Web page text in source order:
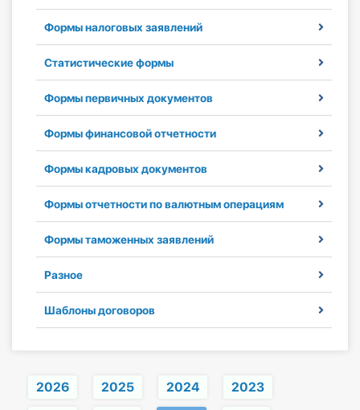
Юридический помощник
Интернет-магазин
О Системе
Обучение
Тарифы
Тестирование для
бухгалтера
Формы налоговых заявлений
Статистические формы
Формы первичных документов
Формы финансовой отчетности
Формы кадровых документов
Формы отчетности по валютным операциям
Формы таможенных заявлений
Разное
Шаблоны договоров
2026 2025 2024 2023